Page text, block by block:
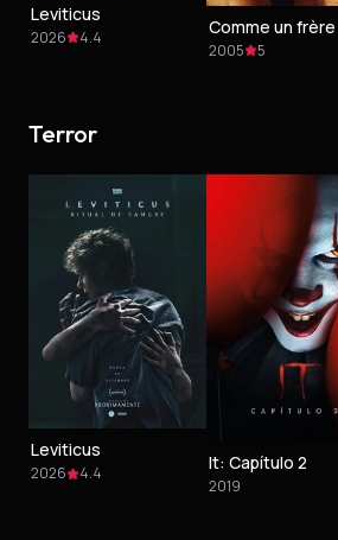
Leviticus
2026 4.4 Comme un frère
2005 5
Terror
Leviticus
2026 4.4 It: Capítulo 2
2019